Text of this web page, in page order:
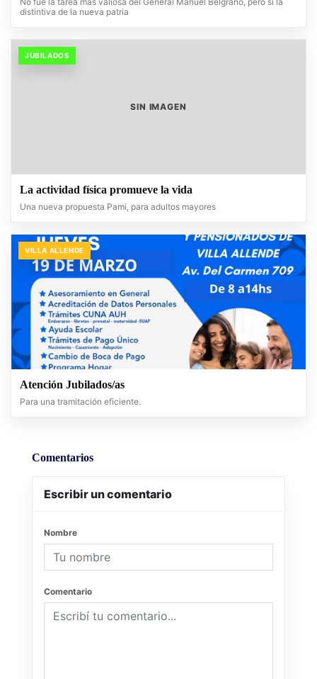
distintiva de la nueva patria
JUBILADOS
SIN IMAGEN
La actividad física promueve la vida
Una nueva propuesta Pami, para adultos mayores
VILLA ALLENDE
Atención Jubilados/as
Para una tramitación eficiente.
Comentarios
Escribir un comentario
Nombre
Comentario